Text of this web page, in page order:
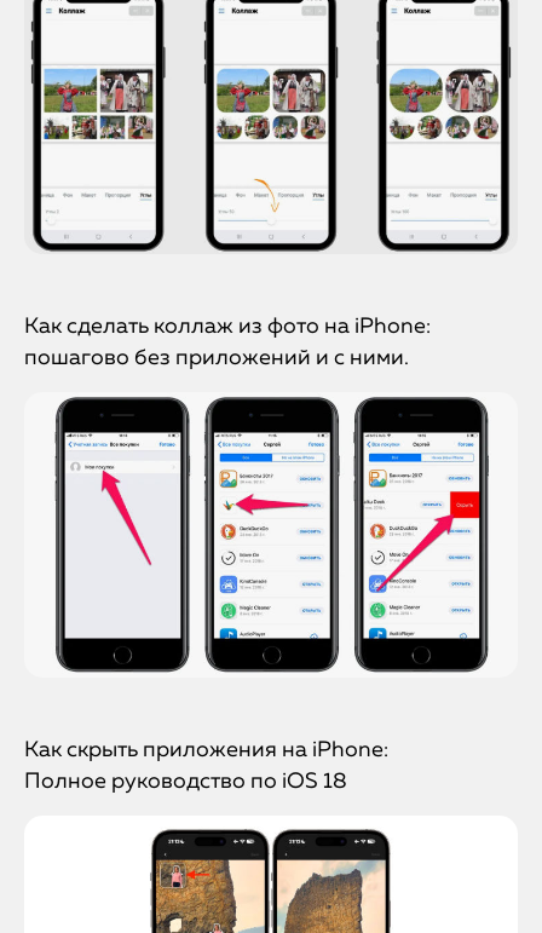
Как сделать коллаж из фото на iPhone:
пошагово без приложений и с ними.
Как скрыть приложения на iPhone:
Полное руководство по iOS 18